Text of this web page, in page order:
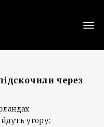
через
угору: